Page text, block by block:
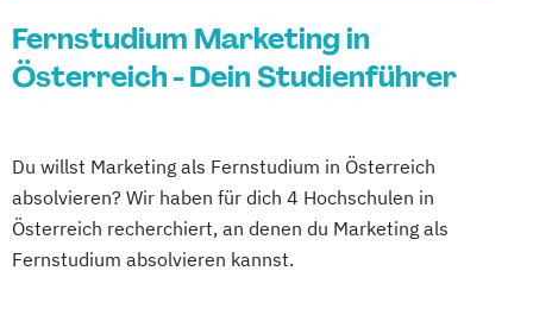
Fernstudium Marketing in
Österreich - Dein Studienführer
Du willst Marketing als Fernstudium in Österreich
absolvieren? Wir haben für dich 4 Hochschulen in
Österreich recherchiert, an denen du Marketing als
Fernstudium absolvieren kannst.